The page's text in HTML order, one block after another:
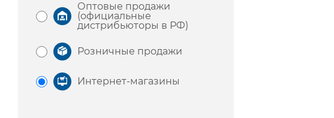
Оптовые продажи
(официальные
дистрибьюторы в РФ)
Розничные продажи
Интернет-магазины